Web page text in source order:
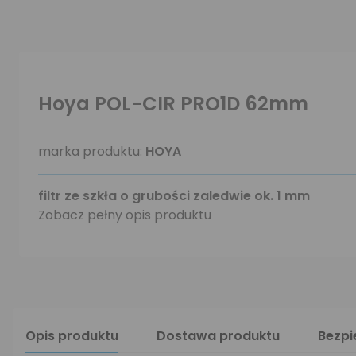
Hoya POL-CIR PRO1D 62mm
marka produktu: HOYA
filtr ze szkła o grubości zaledwie ok. 1 mm
Zobacz pełny opis produktu
Opis produktu Dostawa produktu